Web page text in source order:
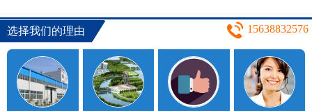
选择我们的理由 15638832576